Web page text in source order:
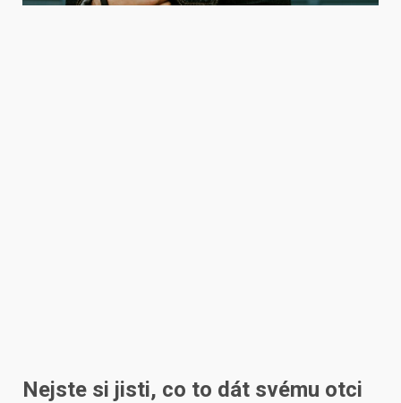
Nejste si jisti, co to dát svému otci